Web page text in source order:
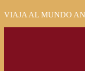
VIAJA AL MUNDO